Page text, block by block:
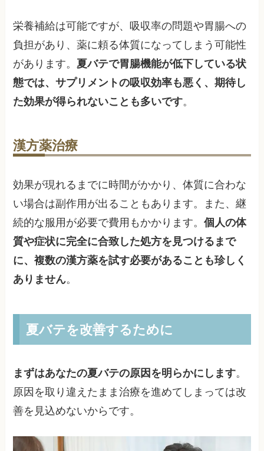
栄養補給は可能ですが、吸収率の問題や胃腸への
負担があり、薬に頼る体質になってしまう可能性
があります。 夏バテで胃腸機能が低下している状
態では、サプリメントの吸収効率も悪く、期待し
た効果が得られないことも多いです。
漢方薬治療
効果が現れるまでに時間がかかり、体質に合わな
い場合は副作用が出ることもあります。また、継
続的な服用が必要で費用もかかります。個人の体
質や症状に完全に合致した処方を見つけるまで
に、複数の漢方薬を試す必要があることも珍しく
ありません。
夏バテを改善するために
まずはあなたの夏バテの原因を明らかにします。
原因を取り違えたまま治療を進めてしまっては改
善を見込めないからです。